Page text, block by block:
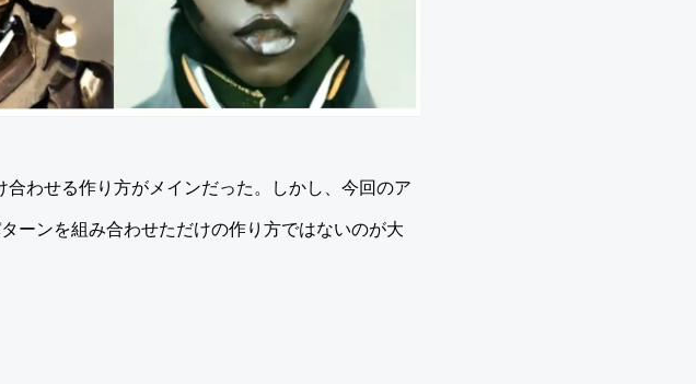
わせる作り方がメインだった。しかし、今回のア
ーンを組み合わせただけの作り方ではないのが大